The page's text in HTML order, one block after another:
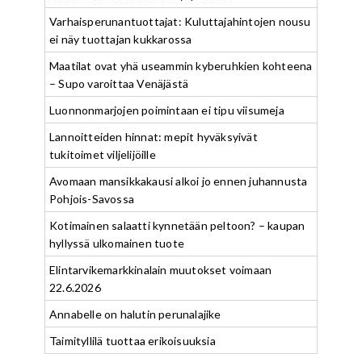
Varhaisperunantuottajat: Kuluttajahintojen nousu
ei näy tuottajan kukkarossa
Maatilat ovat yhä useammin kyberuhkien kohteena
– Supo varoittaa Venäjästä
Luonnonmarjojen poimintaan ei tipu viisumeja
Lannoitteiden hinnat: mepit hyväksyivät
tukitoimet viljelijöille
Avomaan mansikkakausi alkoi jo ennen juhannusta
Pohjois-Savossa
Kotimainen salaatti kynnetään peltoon? – kaupan
hyllyssä ulkomainen tuote
Elintarvikemarkkinalain muutokset voimaan
22.6.2026
Annabelle on halutin perunalajike
Taimityllilä tuottaa erikoisuuksia